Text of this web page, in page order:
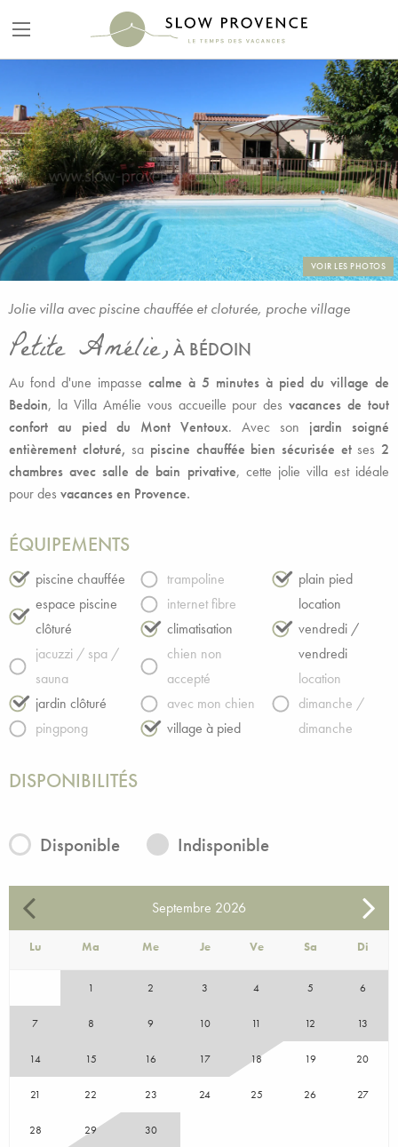
VOIR LES PHOTOS
Jolie villa avec piscine chauffée et cloturée, proche village
Petite Amélie, À BÉDOIN
Au fond d'une impasse calme à 5 minutes à pied du village de
Bedoin, la Villa Amélie vous accueille pour des vacances de tout
confort au pied du Mont Ventoux. Avec son jardin soigné
entièrement cloturé,sa piscine chauffée bien sécurisée etses 2
chambres avec salle de bain privative, cette jolie villa est idéale
pour des vacances en Provence.
ÉQUIPEMENTS
piscine chauffée
espace piscine
clôturé
jacuzzi / spa /
sauna
jardin clôturé
pingpong
trampoline
internet fibre
climatisation
chien non
accepté
avec mon chien
village à pied
plain pied
location
vendredi /
vendredi
location
dimanche /
dimanche
DISPONIBILITÉS
Disponible Indisponible
Septembre 2026
Lu Ma Me Je Ve Sa Di
1 2 3 4 5 6
7 8 9 10 11 12 13
14 15 16 17 18 19 20
21 22 23 24 25 26 27
28 29 30